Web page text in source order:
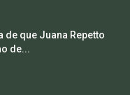
de que Juana Repetto
de...